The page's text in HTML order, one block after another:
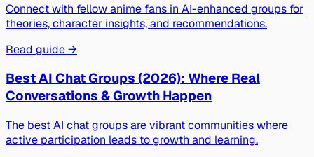
Connect with fellow anime fans in AI-enhanced groups for
theories, character insights, and recommendations.
Read guide →
Best AI Chat Groups (2026): Where Real
Conversations & Growth Happen
The best AI chat groups are vibrant communities where
active participation leads to growth and learning.